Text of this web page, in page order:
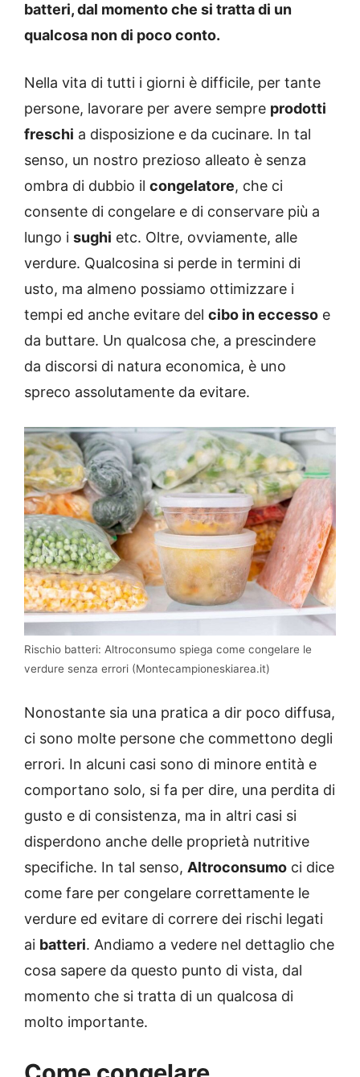
batteri, dal momento che si tratta di un
qualcosa non di poco conto.
Nella vita di tutti i giorni è difficile, per tante
persone, lavorare per avere sempre prodotti
freschi a disposizione e da cucinare. In tal
senso, un nostro prezioso alleato è senza
ombra di dubbio il congelatore, che ci
consente di congelare e di conservare più a
lungo i sughi etc. Oltre, ovviamente, alle
verdure. Qualcosina si perde in termini di
usto, ma almeno possiamo ottimizzare i
tempi ed anche evitare del cibo in eccesso e
da buttare. Un qualcosa che, a prescindere
da discorsi di natura economica, è uno
spreco assolutamente da evitare.
Rischio batteri: Altroconsumo spiega come congelare le
verdure senza errori (Montecampioneskiarea.it)
Nonostante sia una pratica a dir poco diffusa,
ci sono molte persone che commettono degli
errori. In alcuni casi sono di minore entità e
comportano solo, si fa per dire, una perdita di
gusto e di consistenza, ma in altri casi si
disperdono anche delle proprietà nutritive
specifiche. In tal senso, Altroconsumo ci dice
come fare per congelare correttamente le
verdure ed evitare di correre dei rischi legati
ai batteri. Andiamo a vedere nel dettaglio che
cosa sapere da questo punto di vista, dal
momento che si tratta di un qualcosa di
molto importante.